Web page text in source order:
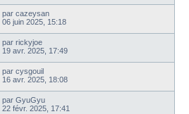
par cazeysan
06 juin 2025, 15:18
par rickyjoe
19 avr. 2025, 17:49
par cysgouil
16 avr. 2025, 18:08
par GyuGyu
22 févr. 2025, 17:41